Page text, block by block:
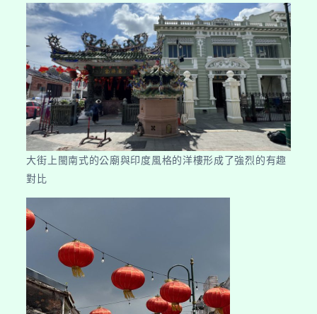
大街上閩南式的公廟與印度風格的洋樓形成了強烈的有趣
對比